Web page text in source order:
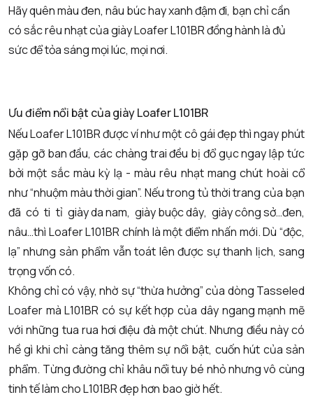
Hãy quên màu đen, nâu búc hay xanh đậm đi, bạn chỉ cần
có sắc rêu nhạt củagiày LoaferL101BR đồng hành là đủ
sức để tỏa sáng mọi lúc, mọi nơi.
Ưu điểm nổi bật của giày Loafer L101BR
Nếu Loafer L101BR được ví như một cô gái đẹp thì ngay phút
gặp gỡ ban đầu, các chàng trai đều bị đổ gục ngay lập tức
bởi một sắc màu kỳ lạ - màu rêu nhạt mang chút hoài cổ
như “nhuộm màu thời gian”. Nếu trong tủ thời trang của bạn
đã có ti tỉ giày da nam, giày buộc dây,giày công sở…đen,
nâu…thì Loafer L101BR chính là một điểm nhấn mới. Dù “độc,
lạ” nhưng sản phẩm vẫn toát lên được sự thanh lịch, sang
trọng vốn có.
Không chỉ có vậy, nhờ sự “thừa hưởng” của dòng Tasseled
Loafer mà L101BR có sự kết hợp của dây ngang mạnh mẽ
với những tua rua hơi điệu đà một chút. Nhưng điều này có
hề gì khi chỉ càng tăng thêm sự nổi bật, cuốn hút của sản
phẩm. Từng đường chỉ khâu nổi tuy bé nhỏ nhưng vô cùng
tinh tế làm cho L101BR đẹp hơn bao giờ hết.